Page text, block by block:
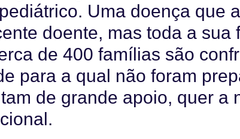
Uma doença que
doente, mas toda a sua
de 400 famílias são
para a qual não foram
de grande apoio, quer a